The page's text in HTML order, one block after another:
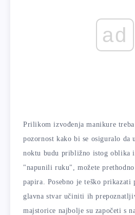
ad
Prilikom izvođenja manikure
pozornost kako bi se osiguralo da
noktu budu približno istog oblika
"napunili ruku", možete
papira. Posebno je teško
glavna stvar učiniti ih
majstorice najbolje su započeti s